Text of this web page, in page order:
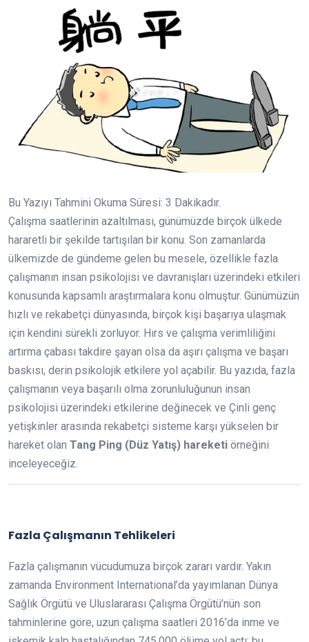
Bu Yazıyı Tahmini Okuma Süresi: 3 Dakikadır.
Çalışma saatlerinin azaltılması, günümüzde birçok ülkede
hararetli bir şekilde tartışılan bir konu. Son zamanlarda
ülkemizde de gündeme gelen bu mesele, özellikle fazla
çalışmanın insan psikolojisi ve davranışları üzerindeki etkileri
konusunda kapsamlı araştırmalara konu olmuştur. Günümüzün
hızlı ve rekabetçi dünyasında, birçok kişi başarıya ulaşmak
için kendini sürekli zorluyor. Hırs ve çalışma verimliliğini
artırma çabası takdire şayan olsa da aşırı çalışma ve başarı
baskısı, derin psikolojik etkilere yol açabilir. Bu yazıda, fazla
çalışmanın veya başarılı olma zorunluluğunun insan
psikolojisi üzerindeki etkilerine değinecek ve Çinli genç
yetişkinler arasında rekabetçi sisteme karşı yükselen bir
hareket olan Tang Ping (Düz Yatış) hareketi örneğini
inceleyeceğiz.
Fazla Çalışmanın Tehlikeleri
Fazla çalışmanın vücudumuza birçok zararı vardır. Yakın
zamanda Environment International’da yayımlanan Dünya
Sağlık Örgütü ve Uluslararası Çalışma Örgütü’nün son
tahminlerine göre, uzun çalışma saatleri 2016’da inme ve